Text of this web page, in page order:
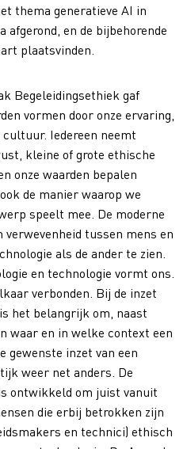
thema generatieve AI in
afgerond, en de bijbehorende
plaatsvinden.
Begeleidingsethiek gaf
vormen door onze ervaring,
cultuur. Iedereen neemt
kleine of grote ethische
onze waarden bepalen
de manier waarop we
speelt mee. De moderne
tussen mens en
als de ander te zien.
en technologie vormt ons.
verbonden. Bij de inzet
het belangrijk om, naast
waar en in welke context een
gewenste inzet van een
weer net anders. De
ontwikkeld om juist vanuit
die erbij betrokken zijn
en technici) ethisch